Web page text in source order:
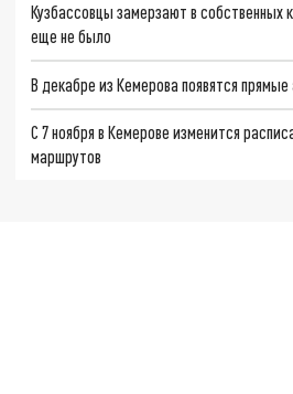
Кузбассовцы замерзают в собственных
еще не было
В декабре из Кемерова появятся
С 7 ноября в Кемерове изменится
маршрутов